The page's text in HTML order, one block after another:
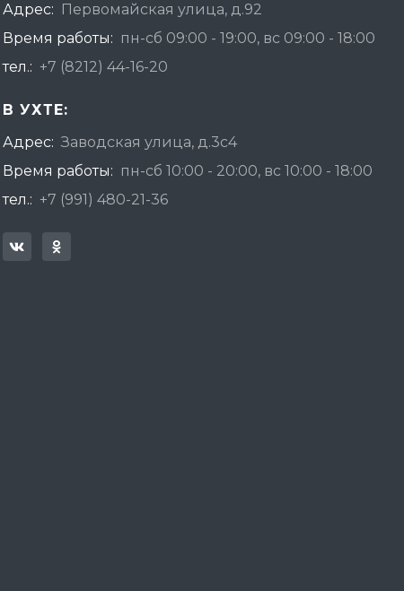
Адрес:
Первомайская улица, д.92
Время работы: пн-сб 09:00 - 19:00, вс 09:00 - 18:00
тел.: +7 (8212) 44-16-20
В УХТЕ:
Адрес: Заводская улица, д.3с4
Время работы: пн-сб 10:00 - 20:00, вс 10:00 - 18:00
тел.: +7 (991) 480-21-36